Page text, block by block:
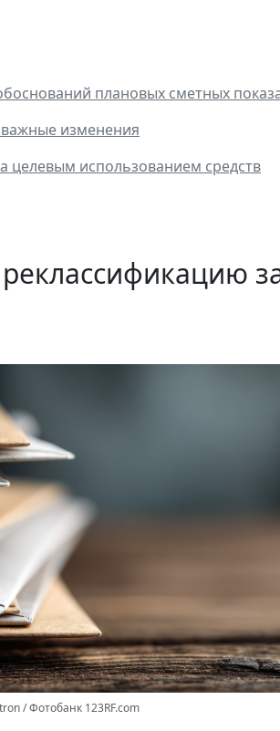
плановых сметных
изменения
целевым использованием средств
/ Фотобанк 123RF.com